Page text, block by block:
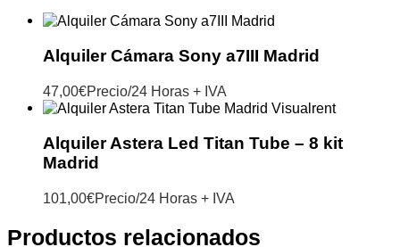
Alquiler Cámara Sony a7III Madrid
47,00€Precio/24 Horas + IVA
Alquiler Astera Led Titan Tube – 8 kit
Madrid
101,00€Precio/24 Horas + IVA
Productos relacionados